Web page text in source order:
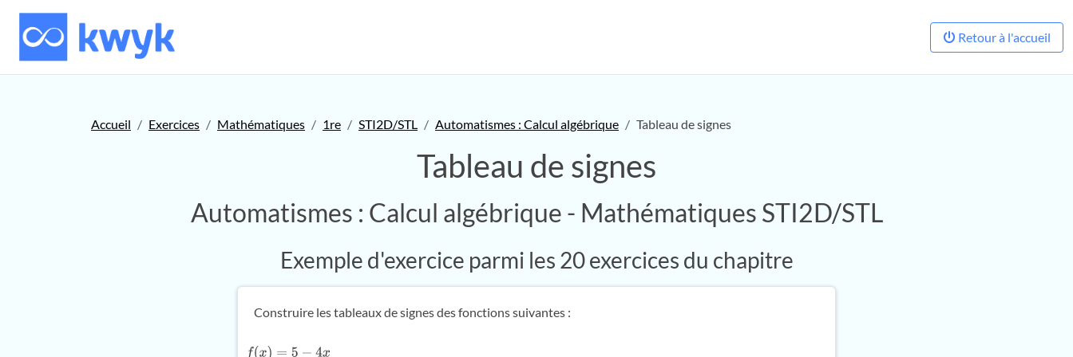
Retour à l'accueil
Accueil Exercices Mathématiques 1re STI2D/STL Automatismes : Calcul algébrique Tableau de signes
Tableau de signes
Automatismes : Calcul algébrique - Mathématiques STI2D/STL
Exemple d'exercice parmi les 20 exercices du chapitre
Construire les tableaux de signes des fonctions suivantes :